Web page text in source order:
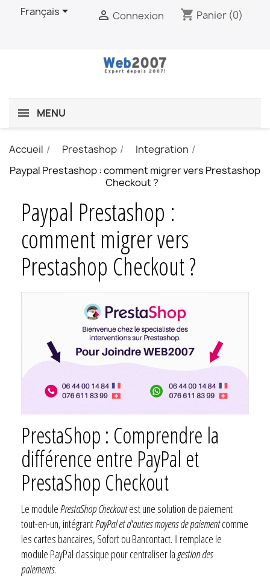
Français  Connexion shopping_cart Panier (0)
MENU
Accueil Prestashop
Integration
Paypal Prestashop : comment migrer vers Prestashop
Checkout ?
Paypal Prestashop :
comment migrer vers
Prestashop Checkout ?
PrestaShop : Comprendre la
différence entre PayPal et
PrestaShop Checkout
Le modulePrestaShop Checkoutest une solution de paiement
tout-en-un, intégrantPayPal et d'autres moyens de paiementcomme
les cartes bancaires, Sofort ou Bancontact. Il remplace le
module PayPal classique pour centraliser la gestion des
paiements.